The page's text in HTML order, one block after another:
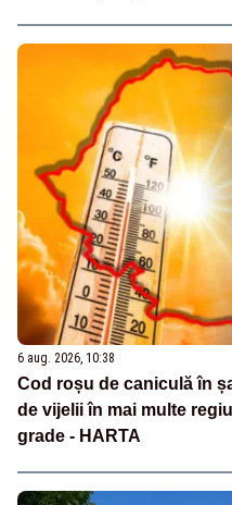
6 aug. 2026, 10:38
Cod roșu de caniculă în
de vijelii în mai multe
grade - HARTA